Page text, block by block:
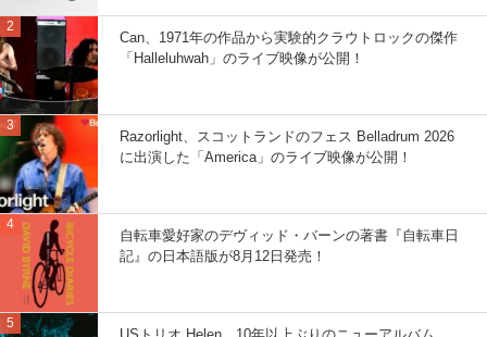
Can、1971年の作品から実験的クラウトロックの傑作
「Halleluhwah」のライブ映像が公開！
Razorlight、スコットランドのフェス Belladrum 2026
に出演した「America」のライブ映像が公開！
自転車愛好家のデヴィッド・バーンの著書『自転車日
記』の日本語版が8月12日発売！